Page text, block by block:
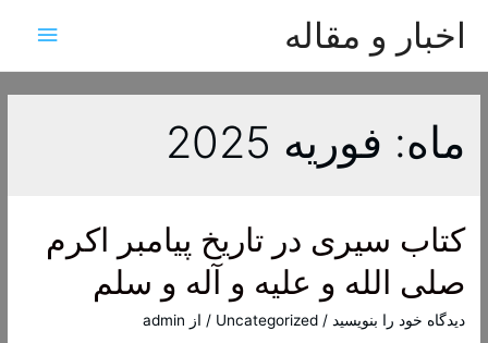
اخبار و مقاله
اصلی
ماه: فوریه 2025
کتاب سیری در تاریخ پیامبر اکرم
صلی الله و علیه و آله و سلم
دیدگاه‌ خود را بنویسید /
Uncategorized / از admin